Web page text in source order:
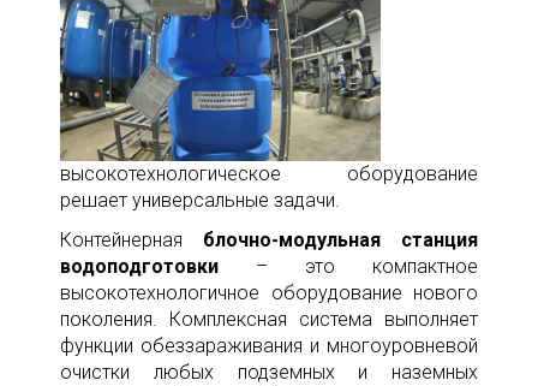
высокотехнологическое оборудование
решает универсальные задачи.
Контейнерная блочно-модульная станция
водоподготовки – это компактное
высокотехнологичное оборудование нового
поколения. Комплексная система выполняет
функции обеззараживания и многоуровневой
очистки любых подземных и наземных